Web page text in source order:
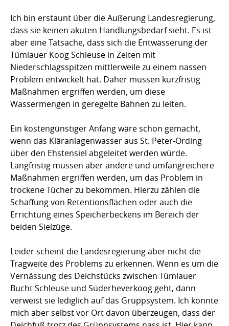
Ich bin erstaunt über die Äußerung Landesregierung,
dass sie keinen akuten Handlungsbedarf sieht. Es ist
aber eine Tatsache, dass sich die Entwässerung der
Tümlauer Koog Schleuse in Zeiten mit
Niederschlagsspitzen mittlerweile zu einem nassen
Problem entwickelt hat. Daher müssen kurzfristig
Maßnahmen ergriffen werden, um diese
Wassermengen in geregelte Bahnen zu leiten.
Ein kostengünstiger Anfang wäre schon gemacht,
wenn das Kläranlagenwasser aus St. Peter-Ording
über den Ehstensiel abgeleitet werden würde.
Langfristig müssen aber andere und umfangreichere
Maßnahmen ergriffen werden, um das Problem in
trockene Tücher zu bekommen. Hierzu zählen die
Schaffung von Retentionsflächen oder auch die
Errichtung eines Speicherbeckens im Bereich der
beiden Sielzüge.
Leider scheint die Landesregierung aber nicht die
Tragweite des Problems zu erkennen. Wenn es um die
Vernässung des Deichstücks zwischen Tümlauer
Bucht Schleuse und Süderheverkoog geht, dann
verweist sie lediglich auf das Grüppsystem. Ich konnte
mich aber selbst vor Ort davon überzeugen, dass der